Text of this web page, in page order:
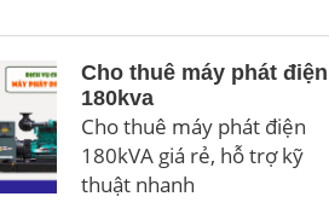
Cho thuê máy phát điện
180kva
Cho thuê máy phát điện
180kVA giá rẻ, hỗ trợ kỹ
thuật nhanh